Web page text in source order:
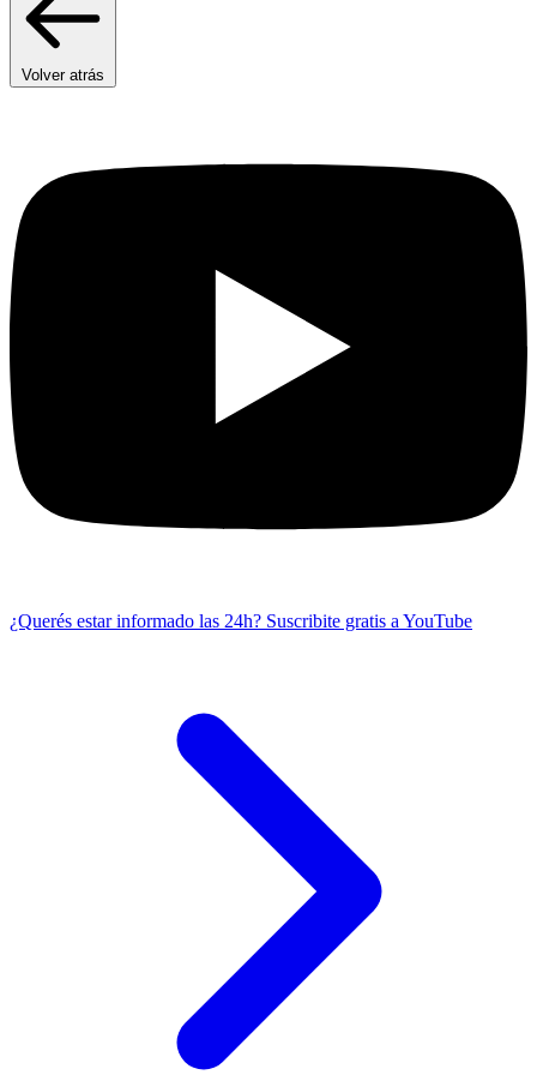
Volver atrás
¿Querés estar informado las 24h? Suscribite gratis a YouTube